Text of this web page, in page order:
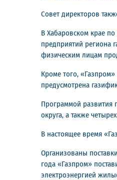
Совет директоров
В Хабаровском крае
предприятий региона
физическим лицам
Кроме того,
предусмотрена
Программой развития
округа, а также
В настоящее время
Организованы
года «Газпром»
электроэнергией